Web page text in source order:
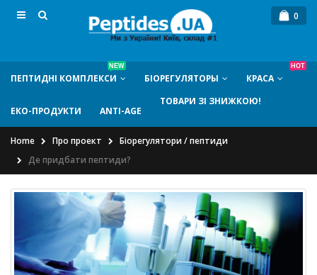
0
ПЕПТИДНI КОМПЛЕКСИ
NEW
БIОРЕГУЛЯТОРЫ КРАСА
ЕКО-ПРОДУКТИ ANTI-AGE
ТОВАРИ ЗІ ЗНИЖКОЮ!
HOT
Home Про проект
Біорегулятори / пептиди
Де придбати пептиди?